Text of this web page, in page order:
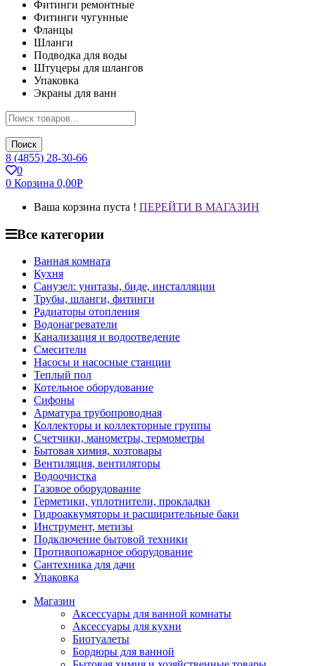
Фитинги ремонтные
Фитинги чугунные
Фланцы
Шланги
Подводка для воды
Штуцеры для шлангов
Упаковка
Экраны для ванн
Поиск
8 (4855) 28-30-66
0
0 Корзина 0,00Р
Ваша корзина пуста ! ПЕРЕЙТИ В МАГАЗИН
Все категории
Ванная комната
Кухня
Санузел: унитазы, биде, инсталляции
Трубы, шланги, фитинги
Радиаторы отопления
Водонагреватели
Канализация и водоотведение
Смесители
Насосы и насосные станции
Теплый пол
Котельное оборудование
Сифоны
Арматура трубопроводная
Коллекторы и коллекторные группы
Счетчики, манометры, термометры
Бытовая химия, хозтовары
Вентиляция, вентиляторы
Водоочистка
Газовое оборудование
Герметики, уплотнители, прокладки
Гидроаккумяторы и расширительные баки
Инструмент, метизы
Подключение бытовой техники
Противопожарное оборудование
Сантехника для дачи
Упаковка
Магазин
Аксессуары для ванной комнаты
Аксессуары для кухни
Биотуалеты
Бордюры для ванной